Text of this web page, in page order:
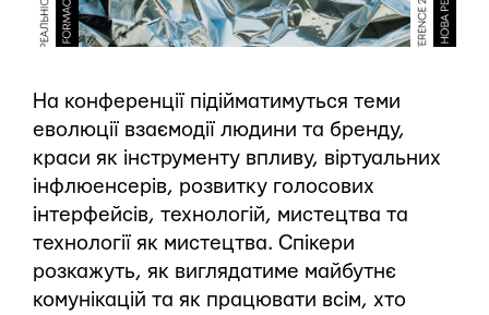
На конференції підійматимуться теми
еволюції взаємодії людини та бренду,
краси як інструменту впливу, віртуальних
інфлюенсерів, розвитку голосових
інтерфейсів, технологій, мистецтва та
технології як мистецтва. Спікери
розкажуть, як виглядатиме майбутнє
комунікацій та як працювати всім, хто